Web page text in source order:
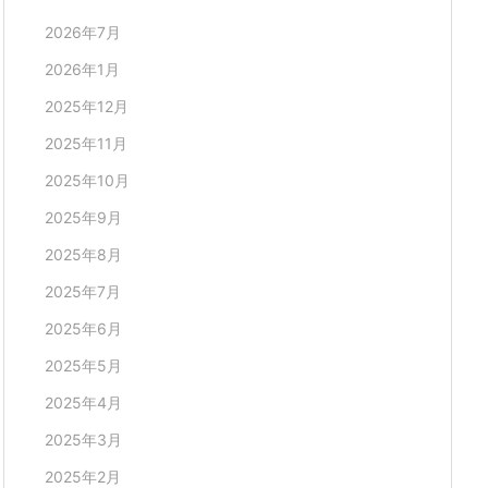
2026年7月
2026年1月
2025年12月
2025年11月
2025年10月
2025年9月
2025年8月
2025年7月
2025年6月
2025年5月
2025年4月
2025年3月
2025年2月